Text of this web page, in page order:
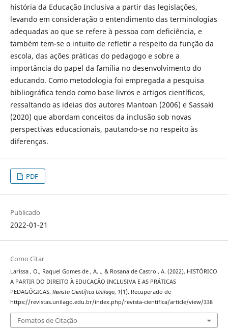
história da Educação Inclusiva a partir das legislações,
levando em consideração o entendimento das terminologias
adequadas ao que se refere à pessoa com deficiência, e
também tem-se o intuito de refletir a respeito da função da
escola, das ações práticas do pedagogo e sobre a
importância do papel da família no desenvolvimento do
educando. Como metodologia foi empregada a pesquisa
bibliográfica tendo como base livros e artigos científicos,
ressaltando as ideias dos autores Mantoan (2006) e Sassaki
(2020) que abordam conceitos da inclusão sob novas
perspectivas educacionais, pautando-se no respeito às
diferenças.
PDF
Publicado
2022-01-21
Como Citar
Larissa , O., Raquel Gomes de , A. ., & Rosana de Castro , A. (2022). HISTÓRICO
A PARTIR DO DIREITO À EDUCAÇÃO INCLUSIVA E AS PRÁTICAS
PEDAGÓGICAS. Revista Científica Unilago, 1(1). Recuperado de
https://revistas.unilago.edu.br/index.php/revista-cientifica/article/view/338
Fomatos de Citação